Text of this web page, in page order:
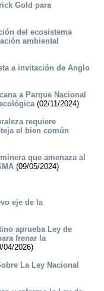
Gold para
del ecosistema
ambiental
a invitación de Anglo
a Parque Nacional
(02/11/2024)
requiere
el bien común
que amenaza al
(09/05/2024)
eje de la
aprueba Ley de
frenar la
04/2026)
La Ley Nacional